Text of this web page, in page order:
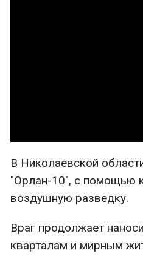
В Николаевской
"Орлан-10", с помощью
воздушную разведку.
Враг продолжает
кварталам и мирным